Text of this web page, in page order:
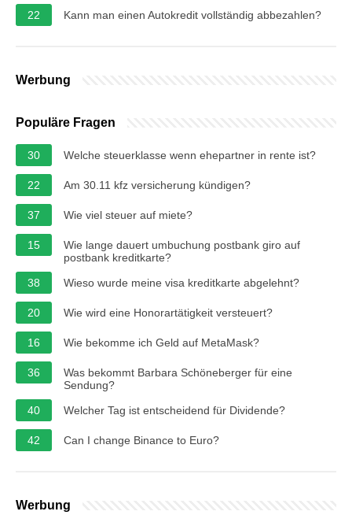
22 Kann man einen Autokredit vollständig abbezahlen?
Werbung
Populäre Fragen
30 Welche steuerklasse wenn ehepartner in rente ist?
22 Am 30.11 kfz versicherung kündigen?
37 Wie viel steuer auf miete?
15
Wie lange dauert umbuchung postbank giro auf
postbank kreditkarte?
38
Wieso wurde meine visa kreditkarte abgelehnt?
20 Wie wird eine Honorartätigkeit versteuert?
16 Wie bekomme ich Geld auf MetaMask?
36
Was bekommt Barbara Schöneberger für eine
Sendung?
40
Welcher Tag ist entscheidend für Dividende?
42 Can I change Binance to Euro?
Werbung